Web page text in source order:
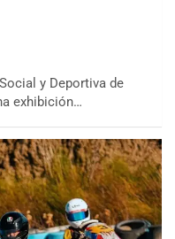
y Deportiva de
exhibición…